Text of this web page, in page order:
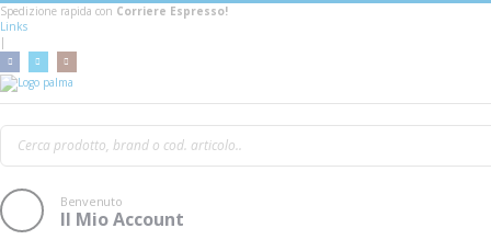
Spedizione rapida con Corriere Espresso!
Links
|
Benvenuto
Il Mio Account